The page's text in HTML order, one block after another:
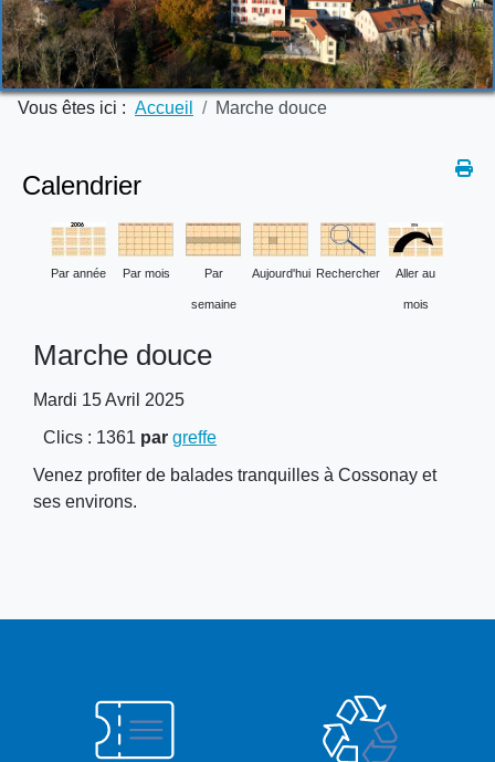
Vous êtes ici : Accueil Marche douce
Calendrier
Par année Par mois Par
semaine
Aujourd'hui Rechercher Aller au
mois
Marche douce
Mardi 15 Avril 2025
Clics : 1361 pargreffe
Venez profiter de balades tranquilles à Cossonay et
ses environs.